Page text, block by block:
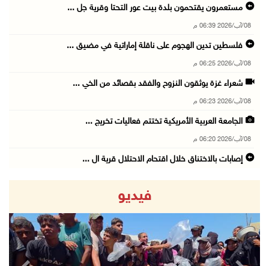
مستعمرون يقتحمون بلدة بيت عور التحتا وقرية جل ...
08/آب/2026 06:39 م
فلسطين تدين الهجوم على ناقلة إماراتية في مضيق ...
08/آب/2026 06:25 م
شعراء غزة يوثقون النزوح والفقد بقصائد من الخي ...
08/آب/2026 06:23 م
الجامعة العربية الأمريكية تختتم فعاليات تخريج ...
08/آب/2026 06:20 م
إصابات بالاختناق خلال اقتحام الاحتلال قرية ال ...
الحايك: نقود جهودا وطنية لحماية المواقع الأثر ...
08/آب/2026 04:50 م
أطفال مبتورو الأطراف يتحدّون الألم بكرة القدم ...
08/آب/2026 04:42 م
فيديو